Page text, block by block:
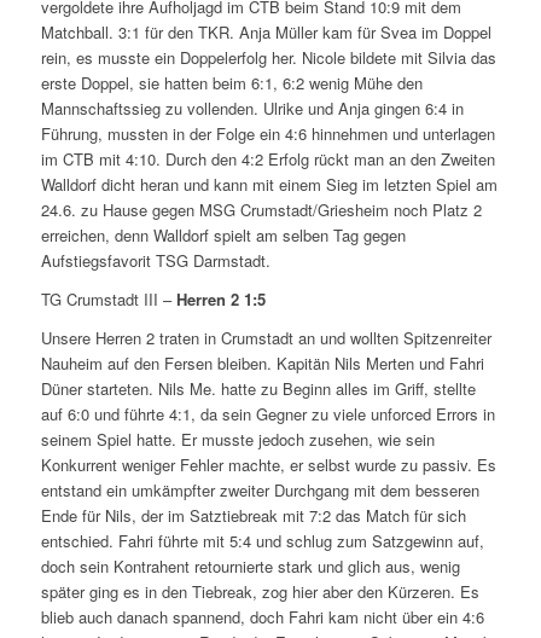
vergoldete ihre Aufholjagd im CTB beim Stand 10:9 mit dem
Matchball. 3:1 für den TKR. Anja Müller kam für Svea im Doppel
rein, es musste ein Doppelerfolg her. Nicole bildete mit Silvia das
erste Doppel, sie hatten beim 6:1, 6:2 wenig Mühe den
Mannschaftssieg zu vollenden. Ulrike und Anja gingen 6:4 in
Führung, mussten in der Folge ein 4:6 hinnehmen und unterlagen
im CTB mit 4:10. Durch den 4:2 Erfolg rückt man an den Zweiten
Walldorf dicht heran und kann mit einem Sieg im letzten Spiel am
24.6. zu Hause gegen MSG Crumstadt/Griesheim noch Platz 2
erreichen, denn Walldorf spielt am selben Tag gegen
Aufstiegsfavorit TSG Darmstadt.
TG Crumstadt III – Herren 2 1:5
Unsere Herren 2 traten in Crumstadt an und wollten Spitzenreiter
Nauheim auf den Fersen bleiben. Kapitän Nils Merten und Fahri
Düner starteten. Nils Me. hatte zu Beginn alles im Griff, stellte
auf 6:0 und führte 4:1, da sein Gegner zu viele unforced Errors in
seinem Spiel hatte. Er musste jedoch zusehen, wie sein
Konkurrent weniger Fehler machte, er selbst wurde zu passiv. Es
entstand ein umkämpfter zweiter Durchgang mit dem besseren
Ende für Nils, der im Satztiebreak mit 7:2 das Match für sich
entschied. Fahri führte mit 5:4 und schlug zum Satzgewinn auf,
doch sein Kontrahent retournierte stark und glich aus, wenig
später ging es in den Tiebreak, zog hier aber den Kürzeren. Es
blieb auch danach spannend, doch Fahri kam nicht über ein 4:6